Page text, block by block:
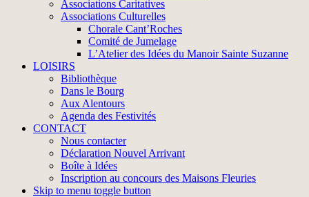
Associations Caritatives
Associations Culturelles
Chorale Cant’Roches
Comité de Jumelage
L’Atelier des Idées du Manoir Sainte Suzanne
LOISIRS
Bibliothèque
Dans le Bourg
Aux Alentours
Agenda des Festivités
CONTACT
Nous contacter
Déclaration Nouvel Arrivant
Boîte à Idées
Inscription au concours des Maisons Fleuries
Skip to menu toggle button